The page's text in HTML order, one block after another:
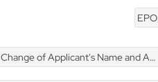
EPO
Change of Applicant's Name and Address